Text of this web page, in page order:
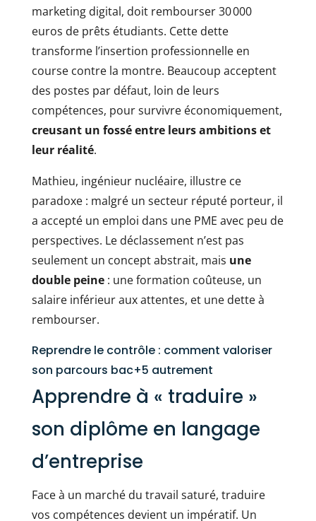
marketing digital, doit rembourser 30 000
euros de prêts étudiants. Cette dette
transforme l’insertion professionnelle en
course contre la montre. Beaucoup acceptent
des postes par défaut, loin de leurs
compétences, pour survivre économiquement,
creusant un fossé entre leurs ambitions et
leur réalité.
Mathieu, ingénieur nucléaire, illustre ce
paradoxe : malgré un secteur réputé porteur, il
a accepté un emploi dans une PME avec peu de
perspectives. Le déclassement n’est pas
seulement un concept abstrait, mais une
double peine: une formation coûteuse, un
salaire inférieur aux attentes, et une dette à
rembourser.
Reprendre le contrôle : comment valoriser
son parcours bac+5 autrement
Apprendre à « traduire »
son diplôme en langage
d’entreprise
Face à un marché du travail saturé, traduire
vos compétences devient un impératif. Un